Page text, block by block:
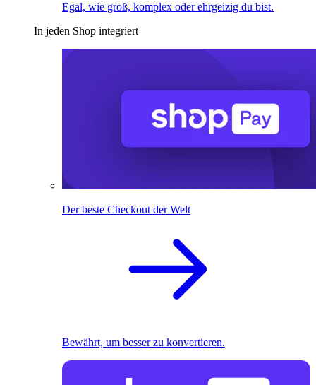
Egal, wie groß, komplex oder ehrgeizig du bist.
In jeden Shop integriert
Der beste Checkout der Welt
Bewährt, um besser zu konvertieren.